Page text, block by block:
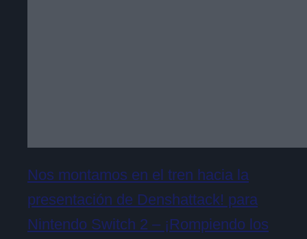
Nos montamos en el tren hacia la
presentación de Denshattack! para
Nintendo Switch 2 – ¡Rompiendo los